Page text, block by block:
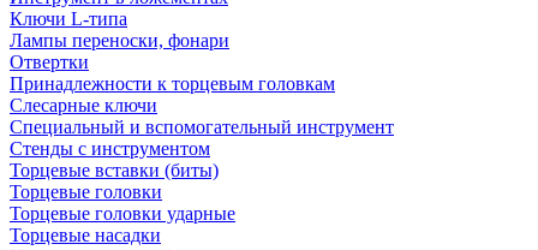
Ключи L-типа
Лампы переноски, фонари
Отвертки
Принадлежности к торцевым головкам
Слесарные ключи
Специальный и вспомогательный инструмент
Стенды с инструментом
Торцевые вставки (биты)
Торцевые головки
Торцевые головки ударные
Торцевые насадки